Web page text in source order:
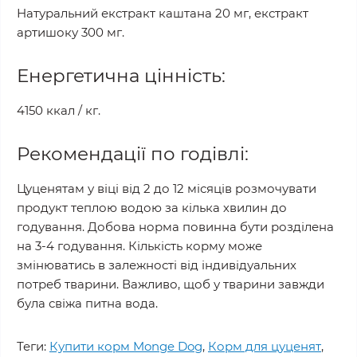
Натуральний екстракт каштана 20 мг, екстракт
артишоку 300 мг.
Енергетична цінність:
4150 ккал / кг.
Рекомендації по годівлі:
Цуценятам у віці від 2 до 12 місяців розмочувати
продукт теплою водою за кілька хвилин до
годування. Добова норма повинна бути розділена
на 3-4 годування. Кількість корму може
змінюватись в залежності від індивідуальних
потреб тварини. Важливо, щоб у тварини завжди
була свіжа питна вода.
Теги: Купити корм Monge Dog, Корм для цуценят,